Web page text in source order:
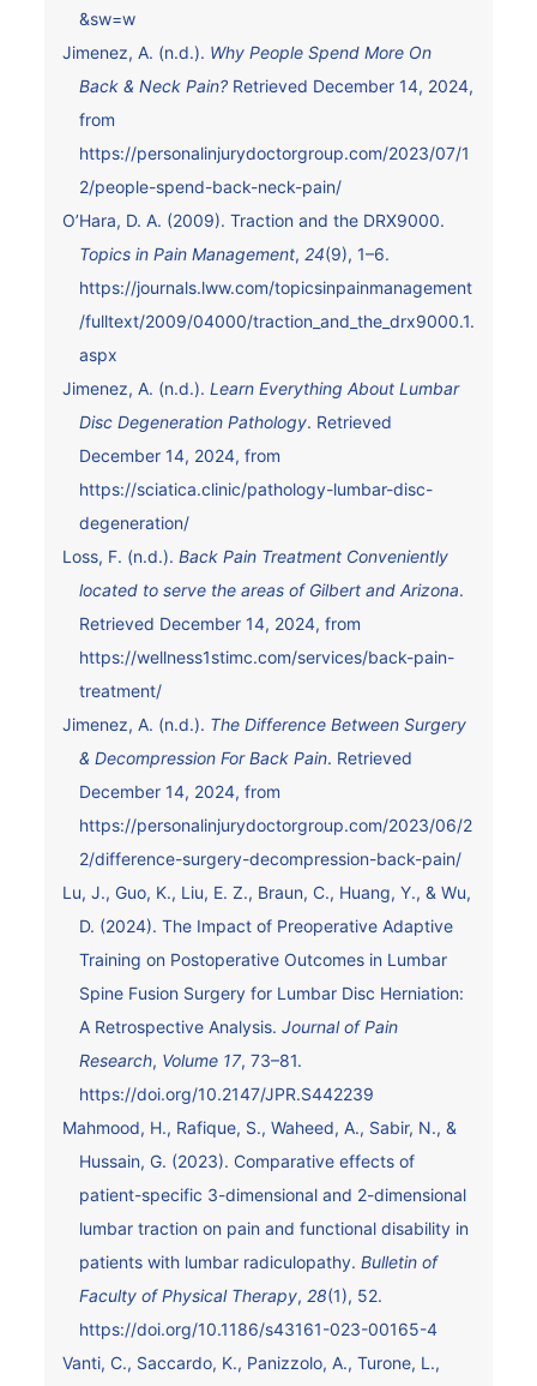
&sw=w
Jimenez, A. (n.d.). Why People Spend More On
Back & Neck Pain?Retrieved December 14, 2024,
from
https://personalinjurydoctorgroup.com/2023/07/1
2/people-spend-back-neck-pain/
O’Hara, D. A. (2009). Traction and the DRX9000.
Topics in Pain Management, 24(9), 1–6.
https://journals.lww.com/topicsinpainmanagement
/fulltext/2009/04000/traction_and_the_drx9000.1.
aspx
Jimenez, A. (n.d.). Learn Everything About Lumbar
Disc Degeneration Pathology. Retrieved
December 14, 2024, from
https://sciatica.clinic/pathology-lumbar-disc-
degeneration/
Loss, F. (n.d.). Back Pain Treatment Conveniently
located to serve the areas of Gilbert and Arizona.
Retrieved December 14, 2024, from
https://wellness1stimc.com/services/back-pain-
treatment/
Jimenez, A. (n.d.). The Difference Between Surgery
& Decompression For Back Pain. Retrieved
December 14, 2024, from
https://personalinjurydoctorgroup.com/2023/06/2
2/difference-surgery-decompression-back-pain/
Lu, J., Guo, K., Liu, E. Z., Braun, C., Huang, Y., & Wu,
D. (2024). The Impact of Preoperative Adaptive
Training on Postoperative Outcomes in Lumbar
Spine Fusion Surgery for Lumbar Disc Herniation:
A Retrospective Analysis. Journal of Pain
Research, Volume 17, 73–81.
https://doi.org/10.2147/JPR.S442239
Mahmood, H., Rafique, S., Waheed, A., Sabir, N., &
Hussain, G. (2023). Comparative effects of
patient-specific 3-dimensional and 2-dimensional
lumbar traction on pain and functional disability in
patients with lumbar radiculopathy. Bulletin of
Faculty of Physical Therapy, 28(1), 52.
https://doi.org/10.1186/s43161-023-00165-4
Vanti, C., Saccardo, K., Panizzolo, A., Turone, L.,